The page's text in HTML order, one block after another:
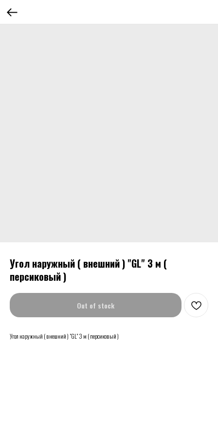
Угол наружный ( внешний ) "GL" 3 м (
персиковый )
Out of stock
Угол наружный ( внешний ) "GL" 3 м ( персиковый )